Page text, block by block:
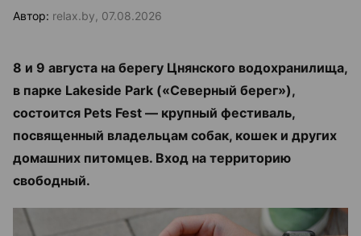
Автор: relax.by, 07.08.2026
8 и 9 августа на берегу Цнянского водохранилища,
в парке Lakeside Park («Северный берег»),
состоится Pets Fest — крупный фестиваль,
посвященный владельцам собак, кошек и других
домашних питомцев. Вход на территорию
свободный.